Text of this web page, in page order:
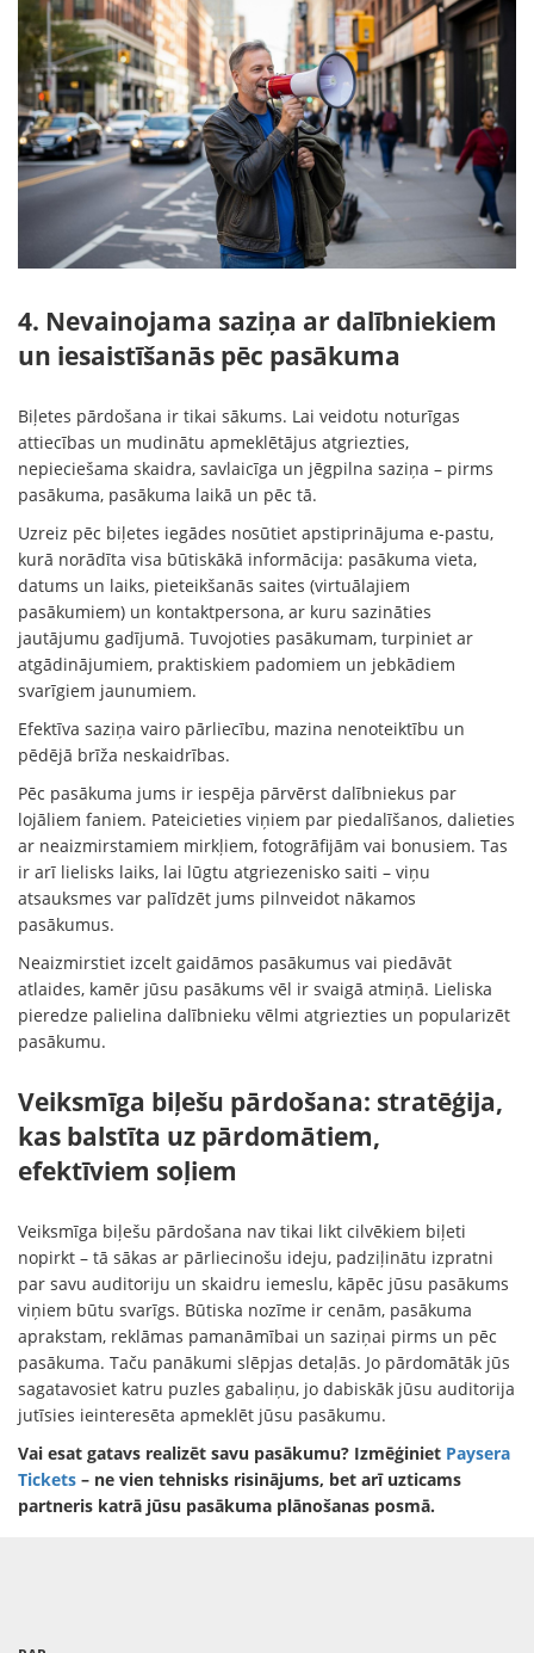
4. Nevainojama saziņa ar dalībniekiem
un iesaistīšanās pēc pasākuma
Biļetes pārdošana ir tikai sākums. Lai veidotu noturīgas
attiecības un mudinātu apmeklētājus atgriezties,
nepieciešama skaidra, savlaicīga un jēgpilna saziņa – pirms
pasākuma, pasākuma laikā un pēc tā.
Uzreiz pēc biļetes iegādes nosūtiet apstiprinājuma e-pastu,
kurā norādīta visa būtiskākā informācija: pasākuma vieta,
datums un laiks, pieteikšanās saites (virtuālajiem
pasākumiem) un kontaktpersona, ar kuru sazināties
jautājumu gadījumā. Tuvojoties pasākumam, turpiniet ar
atgādinājumiem, praktiskiem padomiem un jebkādiem
svarīgiem jaunumiem.
Efektīva saziņa vairo pārliecību, mazina nenoteiktību un
pēdējā brīža neskaidrības.
Pēc pasākuma jums ir iespēja pārvērst dalībniekus par
lojāliem faniem. Pateicieties viņiem par piedalīšanos, dalieties
ar neaizmirstamiem mirkļiem, fotogrāfijām vai bonusiem. Tas
ir arī lielisks laiks, lai lūgtu atgriezenisko saiti – viņu
atsauksmes var palīdzēt jums pilnveidot nākamos
pasākumus.
Neaizmirstiet izcelt gaidāmos pasākumus vai piedāvāt
atlaides, kamēr jūsu pasākums vēl ir svaigā atmiņā. Lieliska
pieredze palielina dalībnieku vēlmi atgriezties un popularizēt
pasākumu.
Veiksmīga biļešu pārdošana: stratēģija,
kas balstīta uz pārdomātiem,
efektīviem soļiem
Veiksmīga biļešu pārdošana nav tikai likt cilvēkiem biļeti
nopirkt – tā sākas ar pārliecinošu ideju, padziļinātu izpratni
par savu auditoriju un skaidru iemeslu, kāpēc jūsu pasākums
viņiem būtu svarīgs. Būtiska nozīme ir cenām, pasākuma
aprakstam, reklāmas pamanāmībai un saziņai pirms un pēc
pasākuma. Taču panākumi slēpjas detaļās. Jo pārdomātāk jūs
sagatavosiet katru puzles gabaliņu, jo dabiskāk jūsu auditorija
jutīsies ieinteresēta apmeklēt jūsu pasākumu.
Vai esat gatavs realizēt savu pasākumu? Izmēģiniet Paysera
Tickets – ne vien tehnisks risinājums, bet arī uzticams
partneris katrā jūsu pasākuma plānošanas posmā.